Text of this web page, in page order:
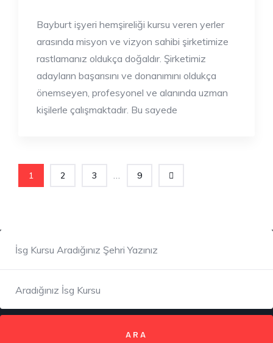
Bayburt işyeri hemşireliği kursu veren yerler
arasında misyon ve vizyon sahibi şirketimize
rastlamanız oldukça doğaldır. Şirketimiz
adayların başarısını ve donanımını oldukça
önemseyen, profesyonel ve alanında uzman
kişilerle çalışmaktadır. Bu sayede
1 2 3 9
ARA